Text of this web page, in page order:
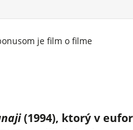
je film o filme
(1994), ktorý v